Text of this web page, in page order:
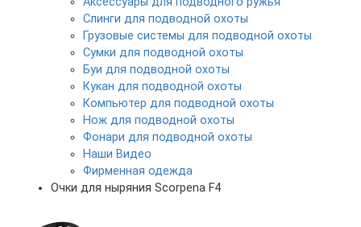
Слинги для подводной охоты
Грузовые системы для подводной охоты
Сумки для подводной охоты
Буи для подводной охоты
Кукан для подводной охоты
Компьютер для подводной охоты
Нож для подводной охоты
Фонари для подводной охоты
Наши Видео
Фирменная одежда
Очки для ныряния Scorpena F4